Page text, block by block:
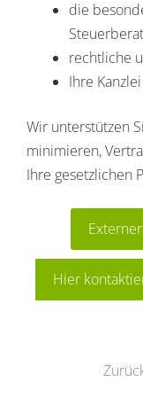
die
rechtliche
Ihre
Wir unterstützen
minimieren,
Ihre gesetzlichen
Hier